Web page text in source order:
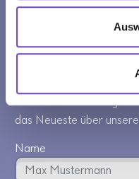
NEWSLETTER
Österreichischen
das Neueste über
Name